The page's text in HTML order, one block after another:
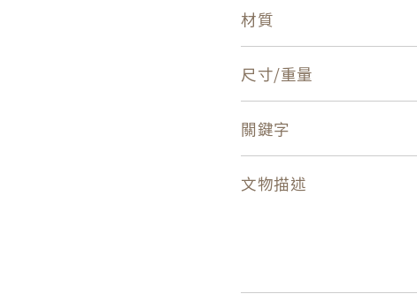
材質
尺寸/重量
關鍵字
文物描述